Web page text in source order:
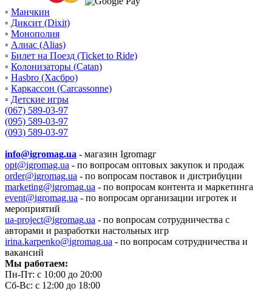
◦ Манчкин
◦ Диксит (Dixit)
◦ Монополия
◦ Алиас (Alias)
◦ Билет на Поезд (Ticket to Ride)
◦ Колонизаторы (Catan)
◦ Hasbro (Хасбро)
◦ Каркассон (Carcassonne)
◦ Детские игры
(067) 589-03-97
(095) 589-03-97
(093) 589-03-97
info@igromag.ua - магазин Igromagг
opt@igromag.ua - по вопросам оптовых закупок и продаж
order@igromag.ua - по вопросам поставок и дистрибуции
marketing@igromag.ua - по вопросам контента и маркетинга
event@igromag.ua - по вопросам организации игротек и
мероприятий
ua-project@igromag.ua - по вопросам сотрудничества с
авторами и разработки настольных игр
irina.karpenko@igromag.ua - по вопросам сотрудничества и
вакансий
Мы работаем:
Пн-Пт: с 10:00 до 20:00
Сб-Вс: с 12:00 до 18:00